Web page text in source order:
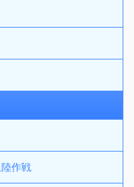
作戦